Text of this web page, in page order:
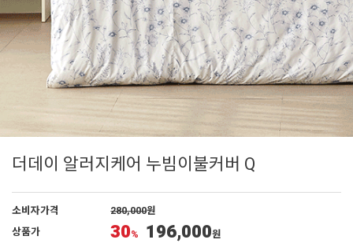
더데이 알러지케어 누빔이불커버 Q
소비자가격 280,000원
상품가
30% 196,000원